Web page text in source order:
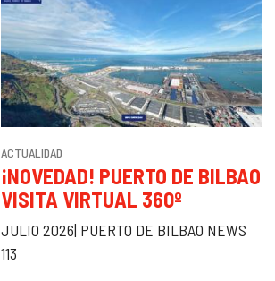
ACTUALIDAD
¡NOVEDAD! PUERTO DE BILBAO
VISITA VIRTUAL 360º
JULIO 2026| PUERTO DE BILBAO NEWS
113